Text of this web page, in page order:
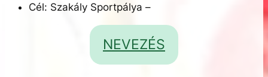
Cél: Szakály Sportpálya –
NEVEZÉS